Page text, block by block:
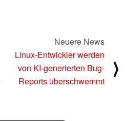
Neuere News
Linux-Entwickler werden
von KI-generierten Bug-
Reports überschwemmt
⟩